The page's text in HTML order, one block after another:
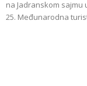
na Jadranskom
25. Međunarodna